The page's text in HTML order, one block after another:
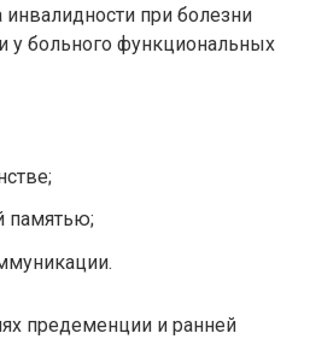
при болезни
у больного функциональных
памятью;
предеменции и ранней